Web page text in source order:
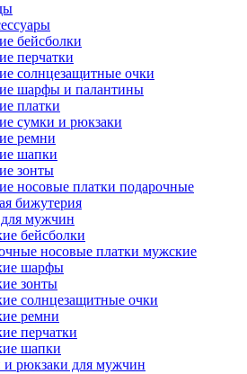
бейсболки
перчатки
солнцезащитные очки
шарфы и палантины
платки
сумки и рюкзаки
ремни
шапки
зонты
носовые платки подарочные
бижутерия
мужчин
бейсболки
носовые платки мужские
шарфы
зонты
солнцезащитные очки
ремни
перчатки
шапки
рюкзаки для мужчин